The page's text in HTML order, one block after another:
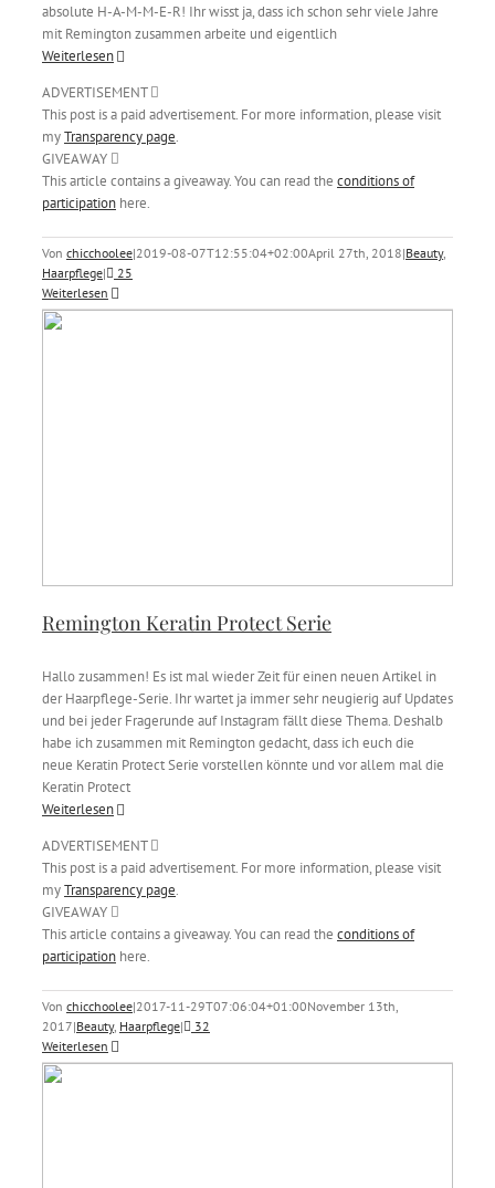
absolute H-A-M-M-E-R! Ihr wisst ja, dass ich schon sehr viele Jahre
mit Remington zusammen arbeite und eigentlich
Weiterlesen
ADVERTISEMENT
This post is a paid advertisement. For more information, please visit
myTransparency page.
GIVEAWAY
This article contains a giveaway. You can read the conditions of
participation here.
Von chicchoolee|2019-08-07T12:55:04+02:00April 27th, 2018|Beauty,
Haarpflege|
25
Weiterlesen
Remington Keratin Protect Serie
Hallo zusammen! Es ist mal wieder Zeit für einen neuen Artikel in
der Haarpflege-Serie. Ihr wartet ja immer sehr neugierig auf Updates
und bei jeder Fragerunde auf Instagram fällt diese Thema. Deshalb
habe ich zusammen mit Remington gedacht, dass ich euch die
neue Keratin Protect Serie vorstellen könnte und vor allem mal die
Keratin Protect
Weiterlesen
ADVERTISEMENT
This post is a paid advertisement. For more information, please visit
myTransparency page.
GIVEAWAY
This article contains a giveaway. You can read the conditions of
participation here.
Von chicchoolee|2017-11-29T07:06:04+01:00November 13th,
2017|Beauty, Haarpflege|
32
Weiterlesen